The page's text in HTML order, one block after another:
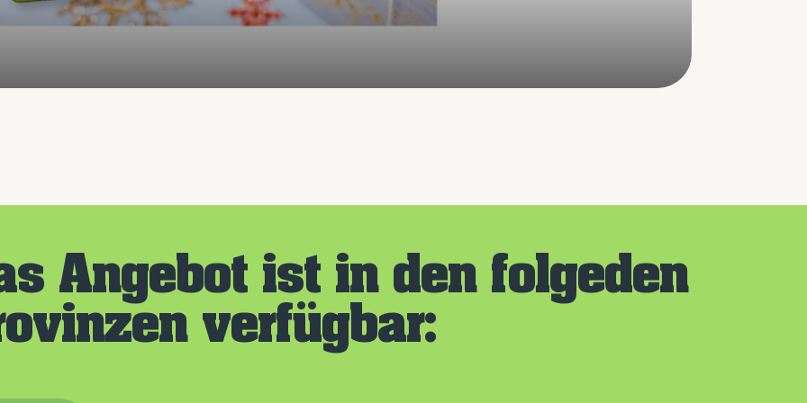
Angebot ist in den folgeden
verfügbar: